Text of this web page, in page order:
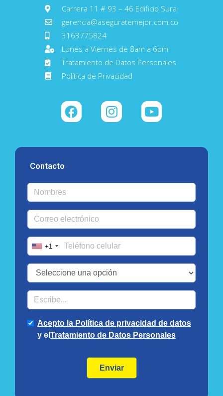
Carrera 11 # 93 – 46 Edificio Sura
gerencia@aseguratemejor.com.co
3163775824
Lunes a Viernes de 8am a 6pm
Tratamiento de Datos Personales
Política de Privacidad
Contacto